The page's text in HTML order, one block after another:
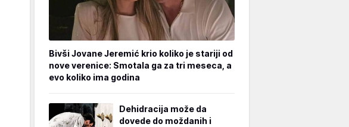
Bivši Jovane Jeremić krio koliko je stariji od
nove verenice: Smotala ga za tri meseca, a
evo koliko ima godina
Dehidracija može da
dovede do moždanih i